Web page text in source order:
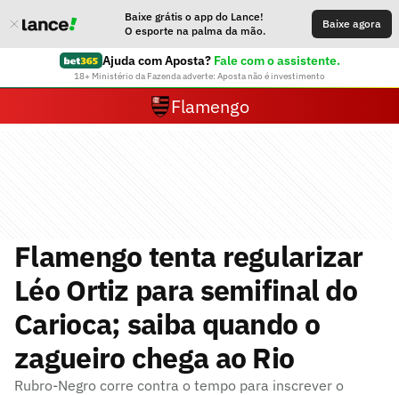
Baixe grátis o app do Lance!
O esporte na palma da mão.
Baixe agora
Ajuda com Aposta? Fale com o assistente.
18+ Ministério da Fazenda adverte: Aposta não é investimento
Flamengo
Flamengo tenta regularizar
Léo Ortiz para semifinal do
Carioca; saiba quando o
zagueiro chega ao Rio
Rubro-Negro corre contra o tempo para inscrever o